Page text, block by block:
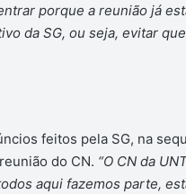
porque a reunião já
da SG, ou seja, evitar
feitos pela SG, na
do CN. “O CN da
aqui fazemos parte,